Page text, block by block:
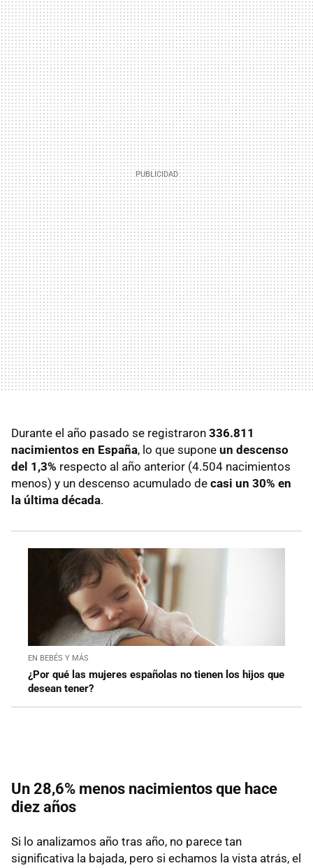
Durante el año pasado se registraron 336.811
nacimientos en España, lo que supone un descenso
del 1,3% respecto al año anterior (4.504 nacimientos
menos) y un descenso acumulado de casi un 30% en
la última década.
EN BEBÉS Y MÁS
¿Por qué las mujeres españolas no tienen los hijos que
desean tener?
Un 28,6% menos nacimientos que hace
diez años
Si lo analizamos año tras año, no parece tan
significativa la bajada, pero si echamos la vista atrás, el